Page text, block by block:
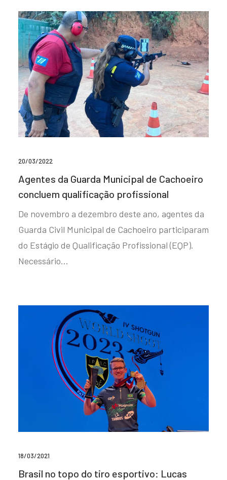
20/03/2022
Agentes da Guarda Municipal de Cachoeiro
concluem qualificação profissional
De novembro a dezembro deste ano, agentes da
Guarda Civil Municipal de Cachoeiro participaram
do Estágio de Qualificação Profissional (EQP).
Necessário…
18/03/2021
Brasil no topo do tiro esportivo: Lucas